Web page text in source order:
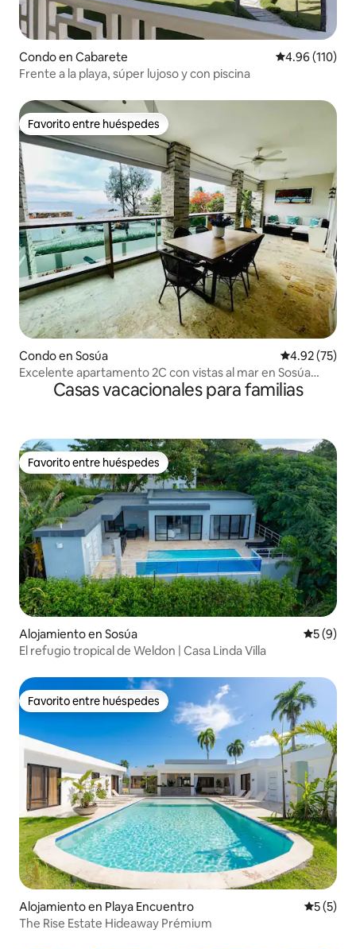
Condo en Cabarete Calificación
4.96 (110)
Frente a la playa, súper lujoso y con piscina
Favorito entre huéspedes
Favorito entre huéspedes
Condo en Sosúa Calificación
4.92 (75)
Excelente apartamento 2C con vistas al mar en Sosúa
Playa AliciaCasas vacacionales para familias
Favorito entre huéspedes
Favorito entre huéspedes
Alojamiento en Sosúa
5 (9)
El refugio tropical de Weldon | Casa Linda Villa
Favorito entre huéspedes
Favorito entre huéspedes
Alojamiento en Playa Encuentro
5 (5)
The Rise Estate Hideaway Prémium